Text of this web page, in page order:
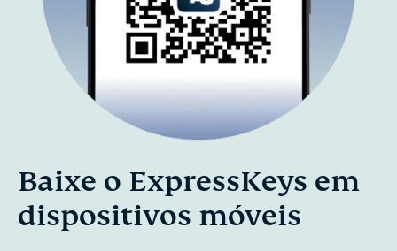
Baixe o ExpressKeys em
dispositivos móveis